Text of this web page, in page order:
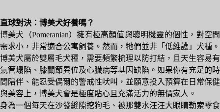
直球對決：博美犬好養嗎？
博美犬（Pomeranian）擁有極高顏值與聰明機靈的個性，對空間
需求小，非常適合公寓飼養。然而，牠們並非「低維護」犬種。
博美犬屬於雙層毛犬種，需要頻繁梳理以防打結，且天生容易有
氣管塌陷、膝關節異位及心臟病等基因缺陷。如果你有充足的時
間陪伴、能忍受偶爾的警戒性吠叫，並願意投入預算在日常保健
與美容上，博美犬會是極度貼心且充滿活力的無價家人。
身為一個每天在沙發縫隙挖狗毛、被那雙水汪汪大眼睛勒索零食